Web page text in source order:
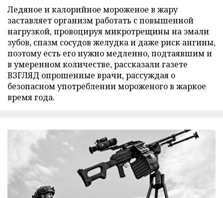
Ледяное и калорийное мороженое в жару
заставляет организм работать с повышенной
нагрузкой, провоцируя микротрещины на эмали
зубов, спазм сосудов желудка и даже риск ангины,
поэтому есть его нужно медленно, подтаявшим и
в умеренном количестве, рассказали газете
ВЗГЛЯД опрошенные врачи, рассуждая о
безопасном употреблении мороженого в жаркое
время года.